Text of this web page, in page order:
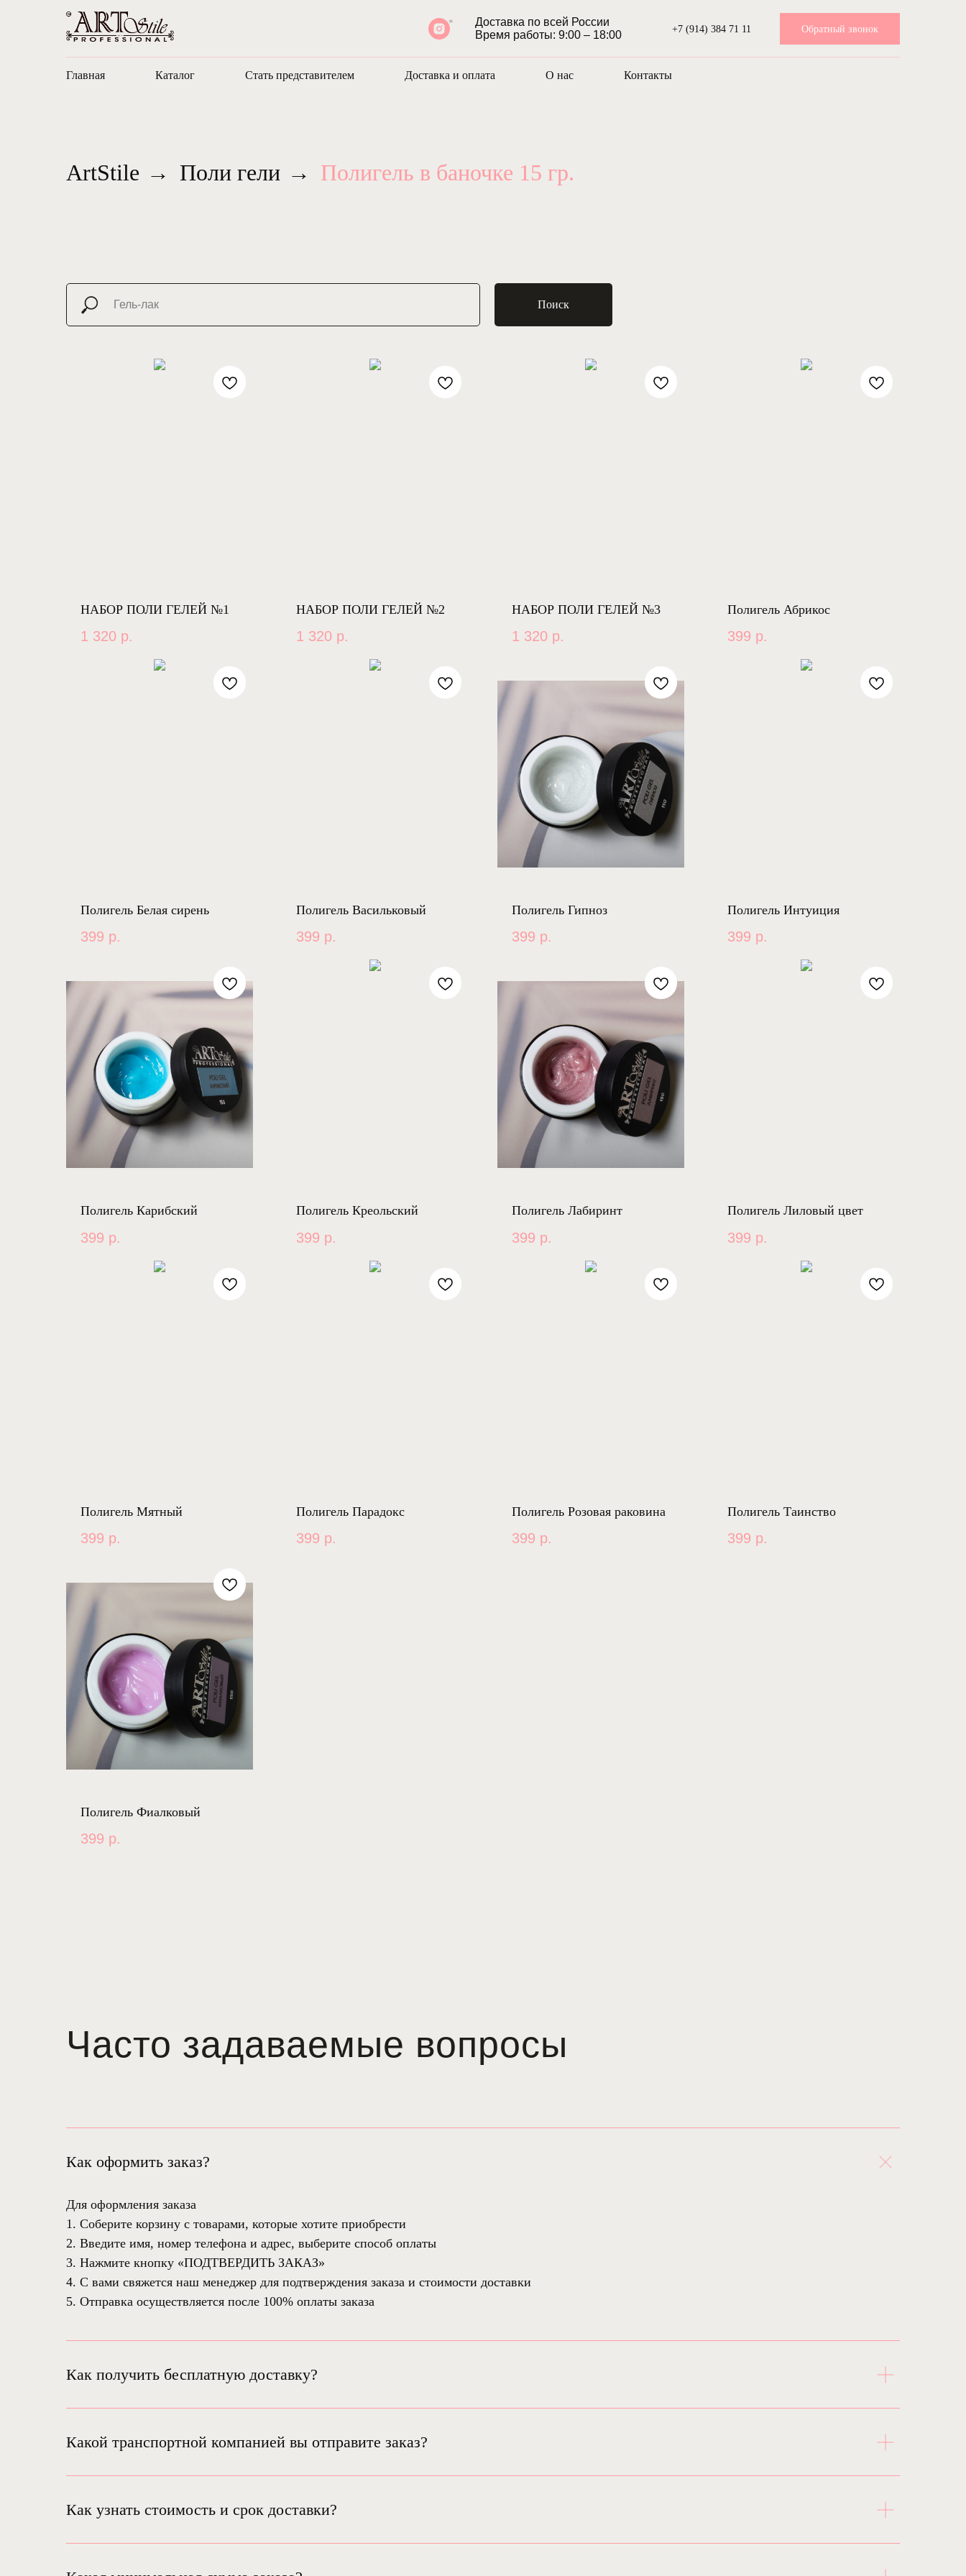
Доставка по всей России
Время работы: 9:00 – 18:00
+7 (914) 384 71 11 Обратный звонок
Главная Каталог Стать представителем Доставка и оплата О нас Контакты
ArtStile → Поли гели → Полигель в баночке 15 гр.
Поиск
НАБОР ПОЛИ ГЕЛЕЙ №1
1 320 р.
НАБОР ПОЛИ ГЕЛЕЙ №2
1 320 р.
НАБОР ПОЛИ ГЕЛЕЙ №3
1 320 р.
Полигель Абрикос
399 р.
Полигель Белая сирень
399 р.
Полигель Васильковый
399 р.
Полигель Гипноз
399 р.
Полигель Интуиция
399 р.
Полигель Карибский
399 р.
Полигель Креольский
399 р.
Полигель Лабиринт
399 р.
Полигель Лиловый цвет
399 р.
Полигель Мятный
399 р.
Полигель Парадокс
399 р.
Полигель Розовая раковина
399 р.
Полигель Таинство
399 р.
Полигель Фиалковый
399 р.
Часто задаваемые вопросы
Как оформить заказ?
Для оформления заказа
1. Соберите корзину с товарами, которые хотите приобрести
2. Введите имя, номер телефона и адрес, выберите способ оплаты
3. Нажмите кнопку «ПОДТВЕРДИТЬ ЗАКАЗ»
4. С вами свяжется наш менеджер для подтверждения заказа и стоимости доставки
5. Отправка осуществляется после 100% оплаты заказа
Как получить бесплатную доставку?
Какой транспортной компанией вы отправите заказ?
Как узнать стоимость и срок доставки?